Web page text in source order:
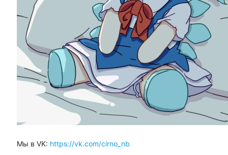
Мы в VK: https://vk.com/cirno_nb